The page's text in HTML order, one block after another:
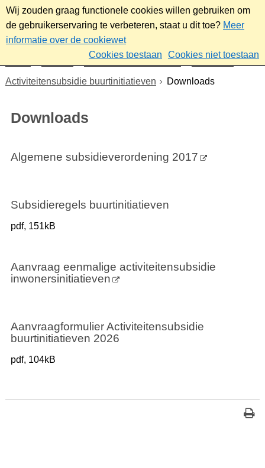
Wij zouden graag functionele cookies willen gebruiken om
de gebruikerservaring te verbeteren, staat u dit toe? Meer
informatie over de cookiewet
Cookies toestaan
Cookies niet toestaan
Ontmoeten & meedoen
Subsidies
Activiteitensubsidie buurtinitiatieven
Downloads
Downloads
Algemene subsidieverordening 2017
Subsidieregels buurtinitiatieven
pdf, 151kB
Aanvraag eenmalige activiteitensubsidie
inwonersinitiatieven
Aanvraagformulier Activiteitensubsidie
buurtinitiatieven 2026
pdf, 104kB